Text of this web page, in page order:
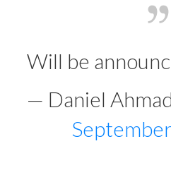
Will be
— Daniel